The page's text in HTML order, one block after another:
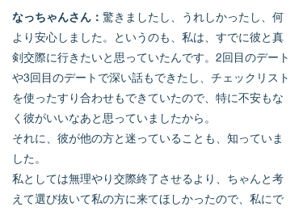
なっちゃんさん： 驚きましたし、うれしかったし、何
より安心しました。というのも、私は、すでに彼と真
剣交際に行きたいと思っていたんです。2回目のデート
や3回目のデートで深い話もできたし、チェックリスト
を使ったすり合わせもできていたので、特に不安もな
く彼がいいなあと思っていましたから。
それに、彼が他の方と迷っていることも、知っていま
した。
私としては無理やり交際終了させるより、ちゃんと考
えて選び抜いて私の方に来てほしかったので、私にで